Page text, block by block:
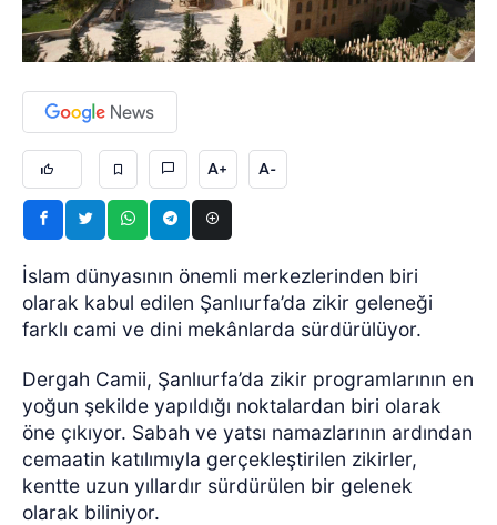
A+ A-
İslam dünyasının önemli merkezlerinden biri
olarak kabul edilen Şanlıurfa’da zikir geleneği
farklı cami ve dini mekânlarda sürdürülüyor.
Dergah Camii, Şanlıurfa’da zikir programlarının en
yoğun şekilde yapıldığı noktalardan biri olarak
öne çıkıyor. Sabah ve yatsı namazlarının ardından
cemaatin katılımıyla gerçekleştirilen zikirler,
kentte uzun yıllardır sürdürülen bir gelenek
olarak biliniyor.